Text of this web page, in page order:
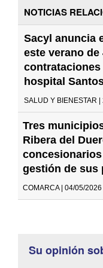
NOTICIAS
Sacyl anuncia
este verano de
contrataciones
hospital
SALUD Y BIENESTAR
Tres
Ribera del
gestión de sus
COMARCA | 04/05/2026
Su opinión